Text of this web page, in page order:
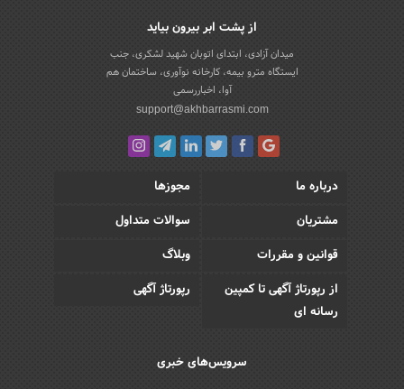
از پشت ابر بیرون بیاید
میدان آزادی، ابتدای اتوبان شهید لشکری، جنب
ایستگاه مترو بیمه، کارخانه نوآوری، ساختمان هم
آوا، اخباررسمی
support@akhbarrasmi.com
درباره ما
مجوزها
مشتریان
سوالات متداول
قوانین و مقررات
وبلاگ
از رپورتاژ آگهی تا کمپین
رسانه ای
رپورتاژ آگهی
سرویس‌های خبری